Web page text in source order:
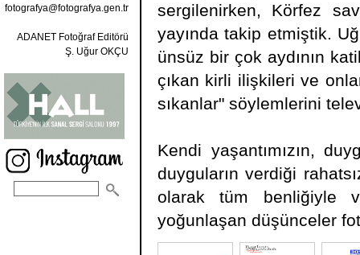
fotografya@fotografya.gen.tr
ADANET Fotoğraf Editörü
Ş. Uğur OKÇU
sergilenirken, Körfez
yayında takip etmiştik.
ünsüz bir çok aydının
çıkan kirli ilişkileri ve
sıkanlar" söylemlerini
Kendi yaşantımızın,
duyguların verdiği
olarak tüm benliğiyle
yoğunlaşan düşünceler